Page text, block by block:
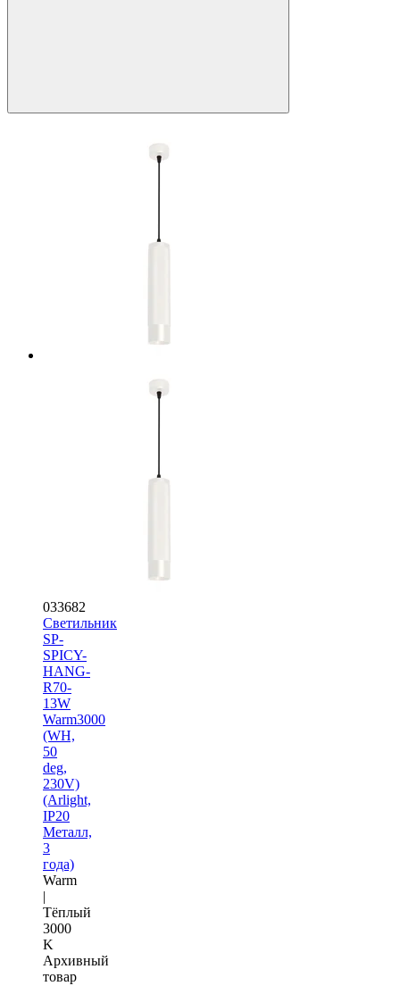
033682
Светильник
SP-
SPICY-
HANG-
R70-
13W
Warm3000
(WH,
50
deg,
230V)
(Arlight,
IP20
Металл,
3
года)
Warm
|
Тёплый
3000
K
Архивный
товар